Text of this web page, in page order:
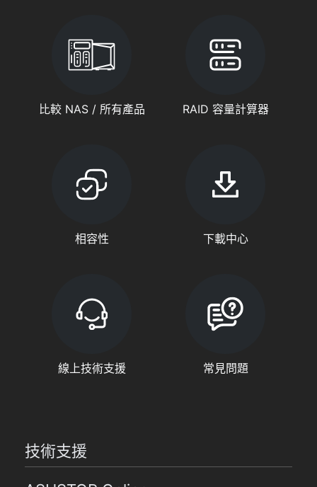
比較 NAS / 所有產品 RAID 容量計算器
相容性 下載中心
線上技術支援 常見問題
技術支援